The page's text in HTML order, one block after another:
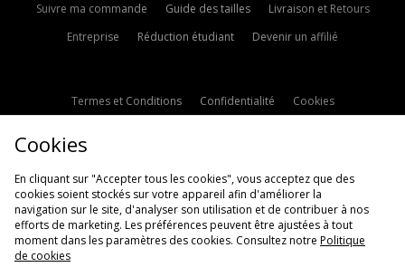
Suivre ma commande Guide des tailles
Livraison et Retours
Entreprise
Réduction étudiant Devenir un affilié
Termes et Conditions Confidentialité
Cookies
Politique d'avis en ligne
Cookies
En cliquant sur "Accepter tous les cookies", vous acceptez que des
cookies soient stockés sur votre appareil afin d'améliorer la
navigation sur le site, d'analyser son utilisation et de contribuer à nos
efforts de marketing. Les préférences peuvent être ajustées à tout
moment dans les paramètres des cookies. Consultez notre Politique
de cookies